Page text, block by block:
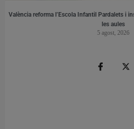
València reforma l’Escola Infantil Pardalets i
les aules
5 agost, 2026